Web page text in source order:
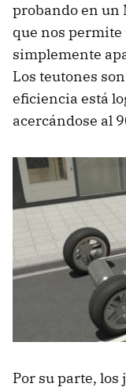
probando en un
que nos
simplemente
Los teutones
eficiencia está
acercándose al
Por su parte, los